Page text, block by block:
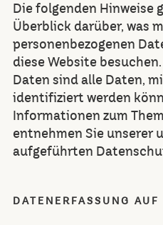
Die folgenden Hinweise
Überblick darüber, was
personenbezogenen
diese Website
Daten sind alle Daten,
identifiziert werden
Informationen zum
entnehmen Sie unserer
aufgeführten
DATENERFASSUNG